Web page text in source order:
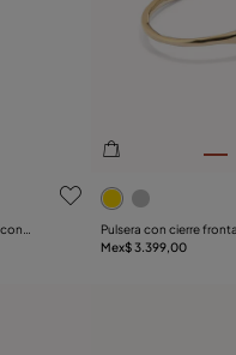
del cliente4.9de 5
Pulsera con cierre
18k con topacio blanco
Mex$ 3.399,00